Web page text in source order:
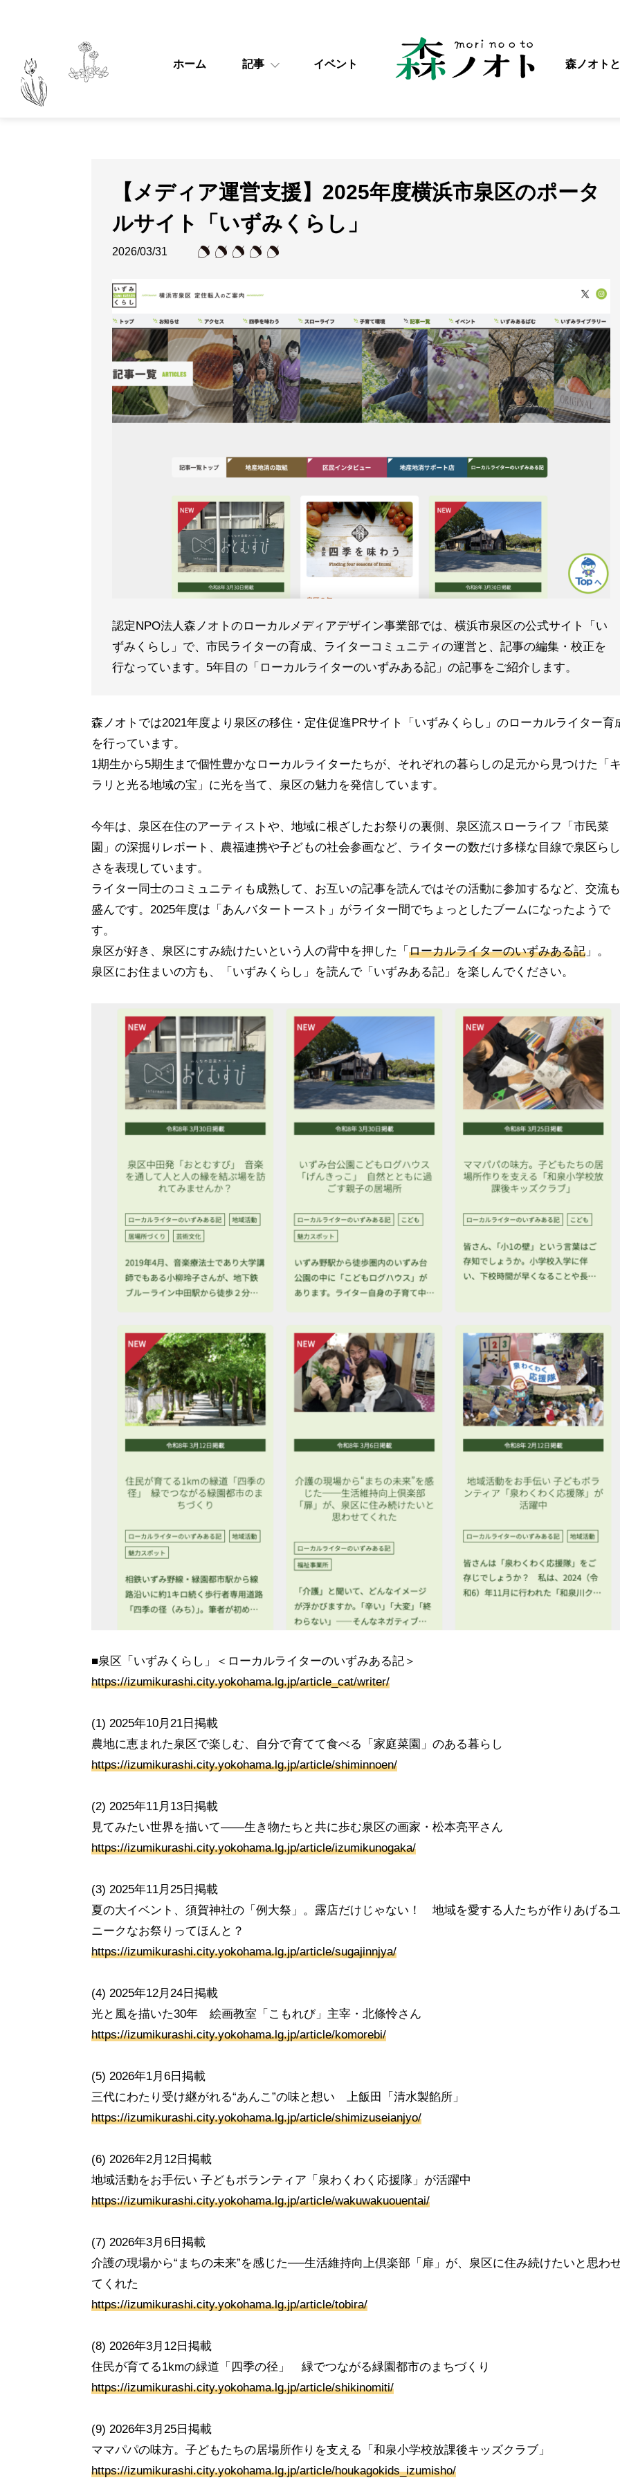
ホーム 記事 イベント 森ノオト
【メディア運営支援】2025年度横浜市泉区のポータ
ルサイト「いずみくらし」
2026/03/31
認定NPO法人森ノオトのローカルメディアデザイン事業部では、横浜市泉区の公式サイト「い
ずみくらし」で、市民ライターの育成、ライターコミュニティの運営と、記事の編集・校正を
行なっています。5年目の「ローカルライターのいずみある記」の記事をご紹介します。
森ノオトでは2021年度より泉区の移住・定住促進PRサイト「いずみくらし」のローカルライター育
を行っています。
1期生から5期生まで個性豊かなローカルライターたちが、それぞれの暮らしの足元から見つけた「
ラリと光る地域の宝」に光を当て、泉区の魅力を発信しています。
今年は、泉区在住のアーティストや、地域に根ざしたお祭りの裏側、泉区流スローライフ「市民菜
園」の深掘りレポート、農福連携や子どもの社会参画など、ライターの数だけ多様な目線で泉区らし
さを表現しています。
ライター同士のコミュニティも成熟して、お互いの記事を読んではその活動に参加するなど、交流も
盛んです。2025年度は「あんバタートースト」がライター間でちょっとしたブームになったようで
す。
泉区が好き、泉区にすみ続けたいという人の背中を押した「 ローカルライターのいずみある記 」。
泉区にお住まいの方も、「いずみくらし」を読んで「いずみある記」を楽しんでください。
■泉区「いずみくらし」＜ローカルライターのいずみある記＞
https://izumikurashi.city.yokohama.lg.jp/article_cat/writer/
(1) 2025年10月21日掲載
農地に恵まれた泉区で楽しむ、自分で育てて食べる「家庭菜園」のある暮らし
https://izumikurashi.city.yokohama.lg.jp/article/shiminnoen/
(2) 2025年11月13日掲載
見てみたい世界を描いて――生き物たちと共に歩む泉区の画家・松本亮平さん
https://izumikurashi.city.yokohama.lg.jp/article/izumikunogaka/
(3) 2025年11月25日掲載
夏の大イベント、須賀神社の「例大祭」。露店だけじゃない！ 地域を愛する人たちが作りあげるユ
ニークなお祭りってほんと？
https://izumikurashi.city.yokohama.lg.jp/article/sugajinnjya/
(4) 2025年12月24日掲載
光と風を描いた30年 絵画教室「こもれび」主宰・北條怜さん
https://izumikurashi.city.yokohama.lg.jp/article/komorebi/
(5) 2026年1月6日掲載
三代にわたり受け継がれる“あんこ”の味と想い 上飯田「清水製餡所」
https://izumikurashi.city.yokohama.lg.jp/article/shimizuseianjyo/
(6) 2026年2月12日掲載
地域活動をお手伝い 子どもボランティア「泉わくわく応援隊」が活躍中
https://izumikurashi.city.yokohama.lg.jp/article/wakuwakuouentai/
(7) 2026年3月6日掲載
介護の現場から“まちの未来”を感じた──生活維持向上倶楽部「扉」が、泉区に住み続けたいと思わ
てくれた
https://izumikurashi.city.yokohama.lg.jp/article/tobira/
(8) 2026年3月12日掲載
住民が育てる1kmの緑道「四季の径」 緑でつながる緑園都市のまちづくり
https://izumikurashi.city.yokohama.lg.jp/article/shikinomiti/
(9) 2026年3月25日掲載
ママパパの味方。子どもたちの居場所作りを支える「和泉小学校放課後キッズクラブ」
https://izumikurashi.city.yokohama.lg.jp/article/houkagokids_izumisho/